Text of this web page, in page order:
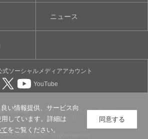
い情報提供、サービス向
しています。詳細は
をご覧ください。
同意する
ニュース
式ソーシャルメディアアカウント
YouTube
人情報保護について
ソーシャルメディアポリシー
ウェブアクセシビリティについて
CORPORATION, All rights reserved.